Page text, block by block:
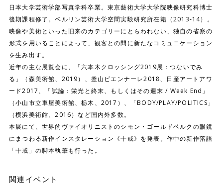
日本大学芸術学部写真学科卒業。東京藝術大学大学院映像研究科博士
後期課程修了。ベルリン芸術大学空間実験研究所在籍（2013-14）。
映像や美術といった旧来のカテゴリーにとらわれない、独自の省察の
形式を用いることによって、観客との間に新たなコミュニケーション
を生み出す。
近年の主な展覧会に、「六本木クロッシング2019展：つないでみ
る」（森美術館、2019）、釜山ビエンナーレ2018、日産アートアワ
ード2017、「試論：栄光と終末、もしくはその週末 / Week End」
（小山市立車屋美術館、栃木、2017）、「BODY/PLAY/POLITICS」
（横浜美術館、2016）など国内外多数。
本展にて、世界的ヴァイオリニストのシモン・ゴールドベルクの眼鏡
にまつわる新作インスタレーション《十戒》を発表。作中の新作落語
「十戒」の脚本執筆も行った。
関連イベント